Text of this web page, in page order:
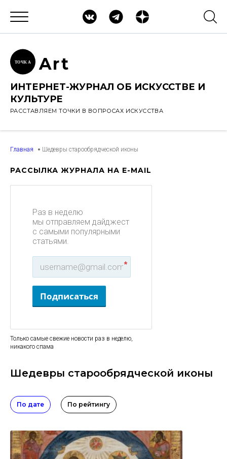
ТОЧК А Art
ИНТЕРНЕТ-ЖУРНАЛ ОБ ИСКУССТВЕ И
КУЛЬТУРЕ
РАССТАВЛЯЕМ ТОЧКИ В ВОПРОСАХ ИСКУССТВА
Главная Шедевры старообрядческой иконы
РАССЫЛКА ЖУРНАЛА НА E-MAIL
Раз в неделю
мы отправляем дайджест
с самыми популярными
статьями.
*
Подписаться
Только самые свежие новости раз в неделю,
никакого спама
Шедевры старообрядческой иконы
По дате По рейтингу